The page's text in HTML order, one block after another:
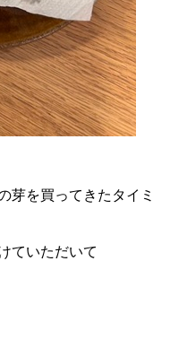
芽を買ってきたタイミ
ていただいて